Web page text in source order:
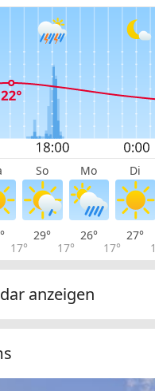
So Mo Di
17°
29°
17°
26°
17°
27°
anzeigen